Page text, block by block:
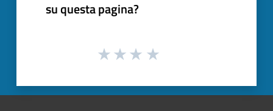
su questa pagina?